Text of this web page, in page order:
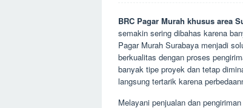
BRC Pagar Murah khusus area
semakin sering dibahas karena
Pagar Murah Surabaya menjadi
berkualitas dengan proses
banyak tipe proyek dan tetap
langsung tertarik karena
Melayani penjualan dan